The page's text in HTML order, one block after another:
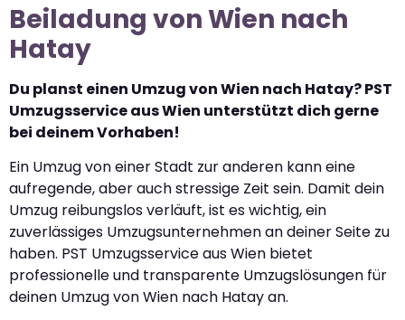
Beiladung von Wien nach
Hatay
Du planst einen Umzug von Wien nach Hatay? PST
Umzugsservice aus Wien unterstützt dich gerne
bei deinem Vorhaben!
Ein Umzug von einer Stadt zur anderen kann eine
aufregende, aber auch stressige Zeit sein. Damit dein
Umzug reibungslos verläuft, ist es wichtig, ein
zuverlässiges Umzugsunternehmen an deiner Seite zu
haben. PST Umzugsservice aus Wien bietet
professionelle und transparente Umzugslösungen für
deinen Umzug von Wien nach Hatay an.